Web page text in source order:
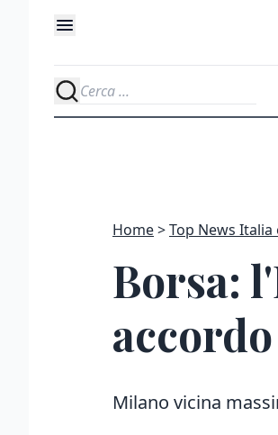
Home Top News Italia
Borsa:
Milano vicina